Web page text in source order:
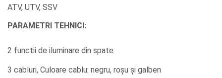
ATV, UTV, SSV
PARAMETRI TEHNICI:
2 functii de iluminare din spate
3 cabluri, Culoare cablu: negru, roșu și galben